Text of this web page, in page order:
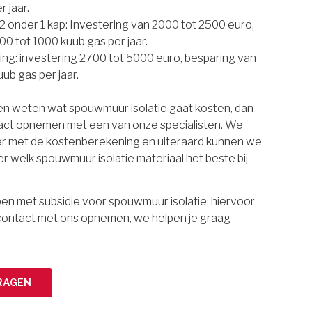
jaar.
onder 1 kap: Investering van 2000 tot 2500 euro,
tot 1000 kuub gas per jaar.
investering 2700 tot 5000 euro, besparing van
gas per jaar.
weten wat spouwmuur isolatie gaat kosten, dan
opnemen met een van onze specialisten. We
met de kostenberekening en uiteraard kunnen we
welk spouwmuur isolatie materiaal het beste bij
met subsidie voor spouwmuur isolatie, hiervoor
met ons opnemen, we helpen je graag